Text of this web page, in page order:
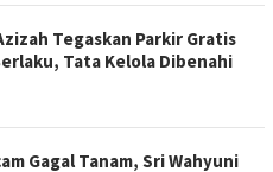
Tegaskan Parkir Gratis
Tata Kelola Dibenahi
Gagal Tanam, Sri Wahyuni